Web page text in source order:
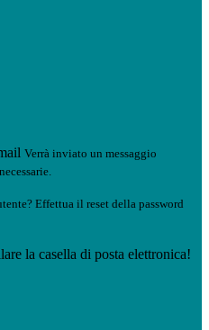
Verrà inviato un messaggio
Effettua il reset della password
la casella di posta elettronica!